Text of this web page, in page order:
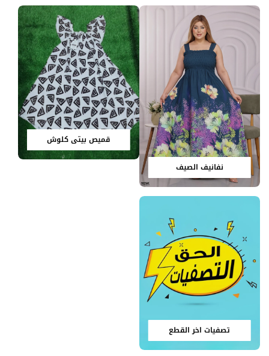
نفانيف الصيف
قميص بيتي كلوش
تصفيات اخر القطع